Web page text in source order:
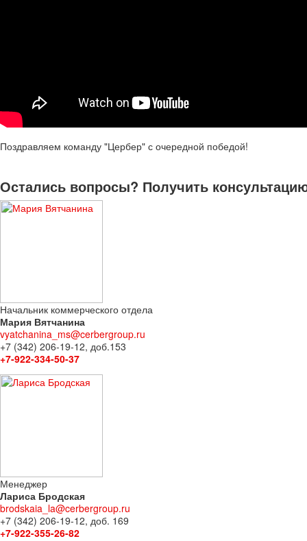
Поздравляем команду "Цербер" с очередной победой!
Остались вопросы? Получить
Начальник коммерческого отдела
Мария Вятчанина
vyatchanina_ms@cerbergroup.ru
+7 (342) 206-19-12, доб.153
+7-922-334-50-37
Менеджер
Лариса Бродская
brodskaia_la@cerbergroup.ru
+7 (342) 206-19-12, доб. 169
+7-922-355-26-82